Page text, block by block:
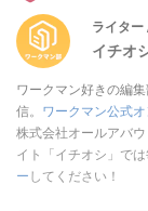
ライター
イチオ
ワークマン好きの編
信。 ワークマン公式
株式会社オールアバ
イト「イチオシ」で
ー してください！